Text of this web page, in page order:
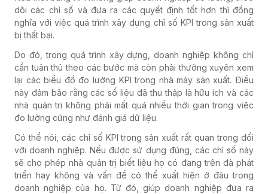
dõi các chỉ số và đưa ra các quyết định tốt hơn thì đồng
nghĩa với việc quá trình xây dựng chỉ số KPI trong sản xuất
bị thất bại.
Do đó, trong quá trình xây dựng, doanh nghiệp không chỉ
cần tuân thủ theo các bước mà còn phải thường xuyên xem
lại các biểu đồ đo lường KPI trong nhà máy sản xuất. Điều
này đảm bảo rằng các số liệu đã thu thập là hữu ích và các
nhà quản trị không phải mất quá nhiều thời gian trong việc
đo lường cứng như đánh giá dữ liệu.
Có thể nói, các chỉ số KPI trong sản xuất rất quan trọng đối
với doanh nghiệp. Nếu được sử dụng đúng, các chỉ số này
sẽ cho phép nhà quản trị biết liệu họ có đang trên đà phát
triển hay không và vấn đề có thể xuất hiện ở đâu trong
doanh nghiệp của họ. Từ đó, giúp doanh nghiệp đưa ra